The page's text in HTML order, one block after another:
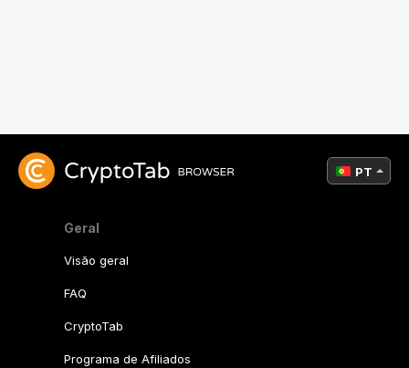
Geral
Visão geral
FAQ
CryptoTab
Programa de Afiliados
PT